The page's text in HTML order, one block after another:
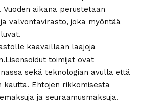
aikana perustetaan
valvontavirasto, joka myöntää
kaavaillaan laajoja
toimijat ovat
sekä teknologian avulla että
kautta. Ehtojen rikkomisesta
ja seuraamusmaksuja.